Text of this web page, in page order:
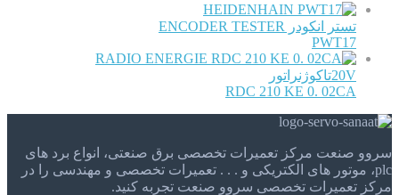
HEIDENHAIN
تستر انکودر ENCODER TESTER
PWT17
RADIO ENERGIE
20Vتاکوژنراتور
RDC 210 KE 0. 02CA
سروو صنعت مرکز تعمیرات تخصصی برق صنعتی، انواع برد های
plc، موتور های الکتریکی و . . . تعمیرات تخصصی و مهندسی را در
مرکز تعمیرات تخصصی سروو صنعت تجربه کنید.